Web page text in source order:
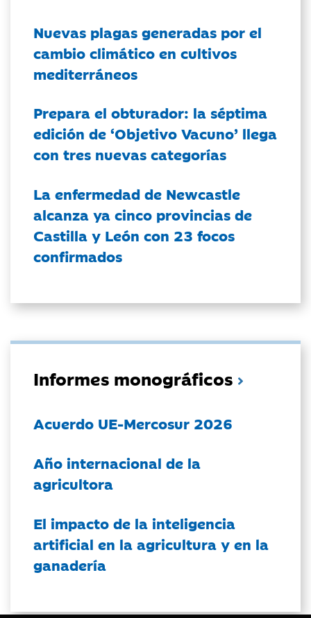
Nuevas plagas generadas por el
cambio climático en cultivos
mediterráneos
Prepara el obturador: la séptima
edición de ‘Objetivo Vacuno’ llega
con tres nuevas categorías
La enfermedad de Newcastle
alcanza ya cinco provincias de
Castilla y León con 23 focos
confirmados
Informes monográficos
Acuerdo UE-Mercosur 2026
Año internacional de la
agricultora
El impacto de la inteligencia
artificial en la agricultura y en la
ganadería